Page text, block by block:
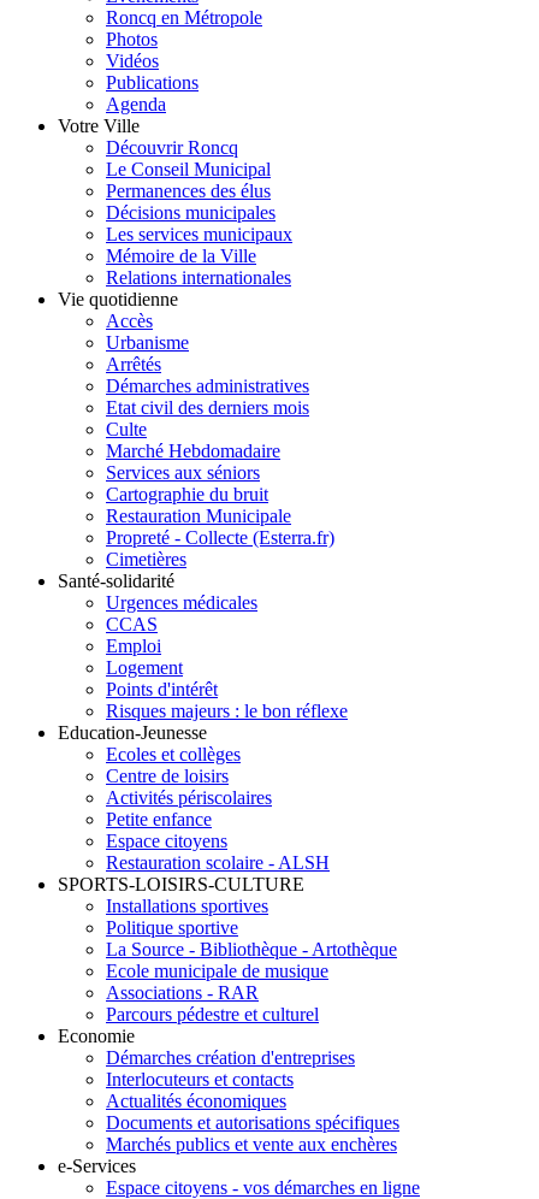
Roncq en Métropole
Photos
Vidéos
Publications
Agenda
Votre Ville
Découvrir Roncq
Le Conseil Municipal
Permanences des élus
Décisions municipales
Les services municipaux
Mémoire de la Ville
Relations internationales
Vie quotidienne
Accès
Urbanisme
Arrêtés
Démarches administratives
Etat civil des derniers mois
Culte
Marché Hebdomadaire
Services aux séniors
Cartographie du bruit
Restauration Municipale
Propreté - Collecte (Esterra.fr)
Cimetières
Santé-solidarité
Urgences médicales
CCAS
Emploi
Logement
Points d'intérêt
Risques majeurs : le bon réflexe
Education-Jeunesse
Ecoles et collèges
Centre de loisirs
Activités périscolaires
Petite enfance
Espace citoyens
Restauration scolaire - ALSH
SPORTS-LOISIRS-CULTURE
Installations sportives
Politique sportive
La Source - Bibliothèque - Artothèque
Ecole municipale de musique
Associations - RAR
Parcours pédestre et culturel
Economie
Démarches création d'entreprises
Interlocuteurs et contacts
Actualités économiques
Documents et autorisations spécifiques
Marchés publics et vente aux enchères
e-Services
Espace citoyens - vos démarches en ligne